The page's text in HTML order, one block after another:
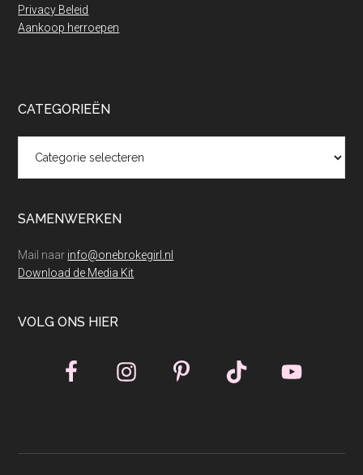
Privacy Beleid
Aankoop herroepen
CATEGORIEËN
SAMENWERKEN
Mail naar info@onebrokegirl.nl
Download de Media Kit
VOLG ONS HIER